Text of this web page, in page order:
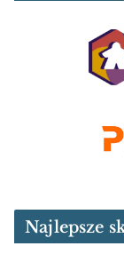
Najlepsze